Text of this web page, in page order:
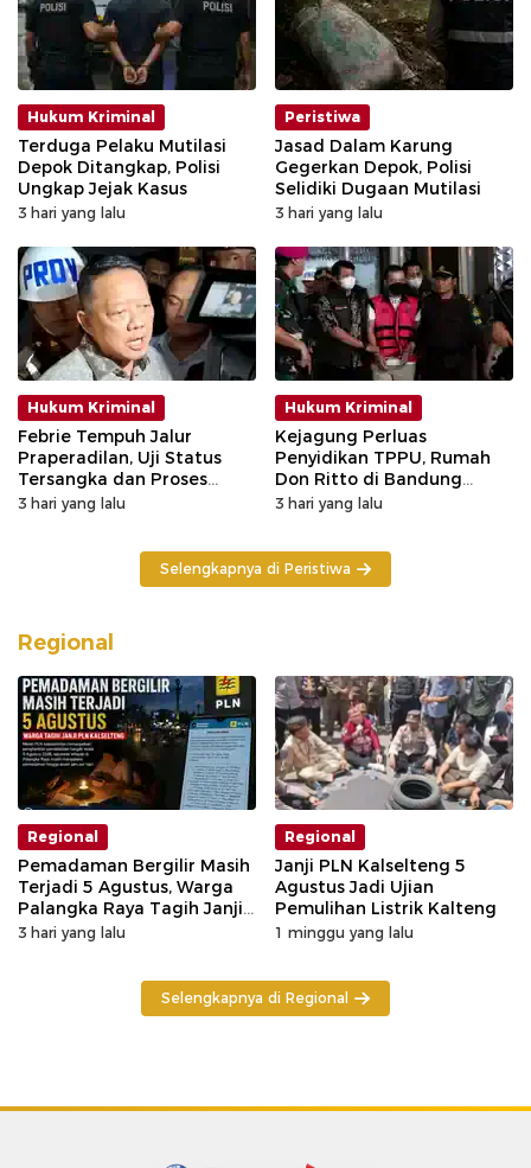
Hukum Kriminal
Terduga Pelaku Mutilasi
Depok Ditangkap, Polisi
Ungkap Jejak Kasus
3 hari yang lalu
Peristiwa
Jasad Dalam Karung
Gegerkan Depok, Polisi
Selidiki Dugaan Mutilasi
3 hari yang lalu
Hukum Kriminal
Febrie Tempuh Jalur
Praperadilan, Uji Status
Tersangka dan Proses
Penyidikan
3 hari yang lalu
Hukum Kriminal
Kejagung Perluas
Penyidikan TPPU, Rumah
Don Ritto di Bandung
Digeledah
3 hari yang lalu
Selengkapnya di Peristiwa
Regional
Regional
Pemadaman Bergilir Masih
Terjadi 5 Agustus, Warga
Palangka Raya Tagih Janji
GM PLN Kaltengsel
3 hari yang lalu
Regional
Janji PLN Kalselteng 5
Agustus Jadi Ujian
Pemulihan Listrik Kalteng
1 minggu yang lalu
Selengkapnya di Regional